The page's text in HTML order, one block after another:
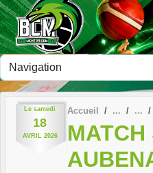
Le samedi
18
AVRIL 2026
Accueil
MATCH
Panneau de gestion des